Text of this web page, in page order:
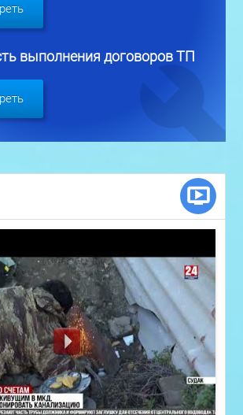
выполнения договоров ТП